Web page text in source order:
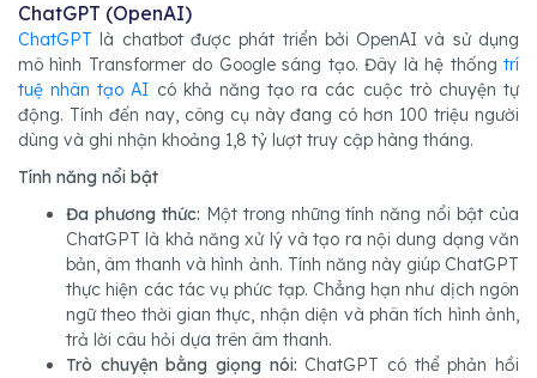
ChatGPT (OpenAI)
ChatGPT là chatbot được phát triển bởi OpenAI và sử dụng
mô hình Transformer do Google sáng tạo. Đây là hệ thống trí
tuệ nhân tạo AI có khả năng tạo ra các cuộc trò chuyện tự
động. Tính đến nay, công cụ này đang có hơn 100 triệu người
dùng và ghi nhận khoảng 1,8 tỷ lượt truy cập hàng tháng.
Tính năng nổi bật
Đa phương thức: Một trong những tính năng nổi bật của
ChatGPT là khả năng xử lý và tạo ra nội dung dạng văn
bản, âm thanh và hình ảnh. Tính năng này giúp ChatGPT
thực hiện các tác vụ phức tạp. Chẳng hạn như dịch ngôn
ngữ theo thời gian thực, nhận diện và phân tích hình ảnh,
trả lời câu hỏi dựa trên âm thanh.
Trò chuyện bằng giọng nói: ChatGPT có thể phản hồi